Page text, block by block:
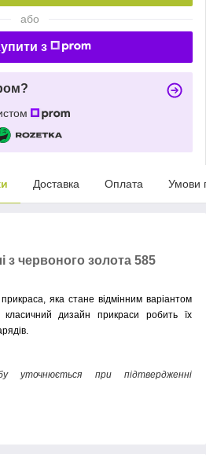
або
з
Доставка Оплата Умови
з червоного золота 585
яка стане відмінним варіантом
дизайн прикраси робить їх
уточнюється при підтвердженні